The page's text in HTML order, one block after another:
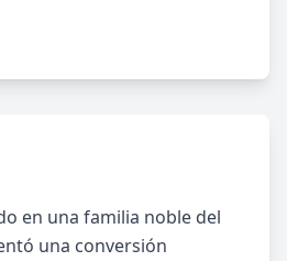
en una familia noble del
una conversión